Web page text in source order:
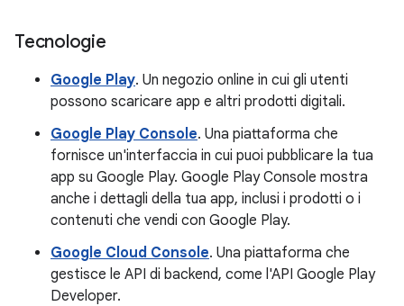
Tecnologie
Google Play. Un negozio online in cui gli utenti
possono scaricare app e altri prodotti digitali.
Google Play Console. Una piattaforma che
fornisce un'interfaccia in cui puoi pubblicare la tua
app su Google Play. Google Play Console mostra
anche i dettagli della tua app, inclusi i prodotti o i
contenuti che vendi con Google Play.
Google Cloud Console. Una piattaforma che
gestisce le API di backend, come l'API Google Play
Developer.